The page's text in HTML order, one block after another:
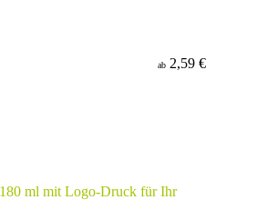
ab 2,59 €
ml mit Logo-Druck für Ihr